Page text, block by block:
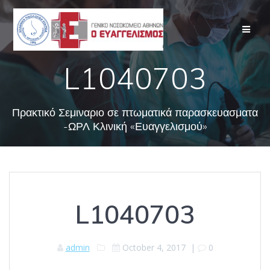
Skip
content
L1040703
Πρακτικό Σεμιναριο σε πτωματικά παρασκευασματα
-ΩΡΛ Κλινική «Ευαγγελισμού»
L1040703
admin October 4, 2017| 0